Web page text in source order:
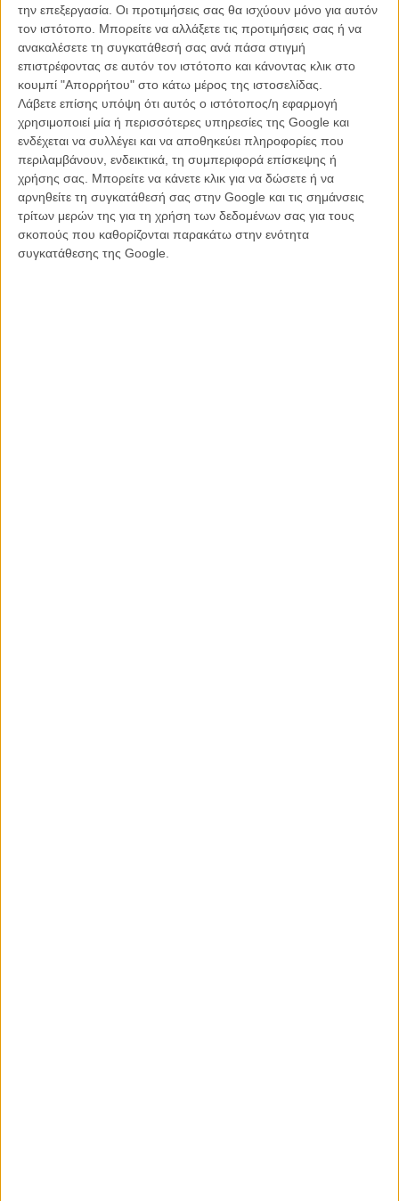
την επεξεργασία. Οι προτιμήσεις σας θα ισχύουν μόνο για αυτόν
τον ιστότοπο. Μπορείτε να αλλάξετε τις προτιμήσεις σας ή να
ανακαλέσετε τη συγκατάθεσή σας ανά πάσα στιγμή
επιστρέφοντας σε αυτόν τον ιστότοπο και κάνοντας κλικ στο
κουμπί "Απορρήτου" στο κάτω μέρος της ιστοσελίδας.
Λάβετε επίσης υπόψη ότι αυτός ο ιστότοπος/η εφαρμογή
χρησιμοποιεί μία ή περισσότερες υπηρεσίες της Google και
ενδέχεται να συλλέγει και να αποθηκεύει πληροφορίες που
περιλαμβάνουν, ενδεικτικά, τη συμπεριφορά επίσκεψης ή
χρήσης σας. Μπορείτε να κάνετε κλικ για να δώσετε ή να
αρνηθείτε τη συγκατάθεσή σας στην Google και τις σημάνσεις
τρίτων μερών της για τη χρήση των δεδομένων σας για τους
σκοπούς που καθορίζονται παρακάτω στην ενότητα
συγκατάθεσης της Google.
Οχθη στα δύο. Οταν το πεδίο είναι ελεύθερο, θα τον σκαρφαλώσει
με ένα σκοινί κι ενώ σφαίρες συρίζουν δίπλα του, θα περάσει στην
άλλη μεριά.
Το γεγονός ότι κάτι τόσο εντυπωσιακό στα δικά μας μάτια είναι
απλά καθημερινότητα στην ζωή του Ομάρ, σε βοηθά να αντιληφθείς
από την αρχή, πόσο διαστρεβλωμένη όψη της κανονικότητας έχουν
πλέον οι κάτοικοι της Παλαιστίνης, πόσο η ζωή τους έχει βγει από
την κανονική της τροχιά. Και σε βοηθά να βάλεις στο σωστό τους
πλαίσιο τις πράξεις των ηρώων, του Ομάρ και των δύο φίλων τους,
που αποφασισμένοι να γίνουν μέλη της αντίστασης θα
αποφασίσουν να αναλάβουν δράση.
Μόνο που ο Ομάρ θα συλληφθεί και στην φυλακή άθελά του θα